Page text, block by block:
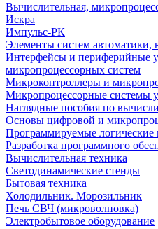
Вычислительная,
Искра
Импульс-РК
Элементы систем автоматики,
Интерфейсы и периферийные
микропроцессорных систем
Микроконтроллеры и
Микропроцессорные системы
Наглядные пособия по
Основы цифровой и
Программируемые логические
Разработка программного
Вычислительная техника
Светодинамические стенды
Бытовая техника
Холодильник. Морозильник
Печь СВЧ (микроволновка)
Электробытовое оборудование